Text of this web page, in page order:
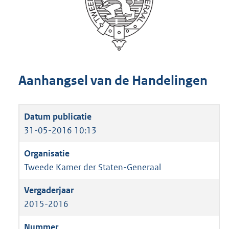
Aanhangsel van de Handelingen
31-05-2016 10:13
Tweede Kamer der Staten-Generaal
2015-2016